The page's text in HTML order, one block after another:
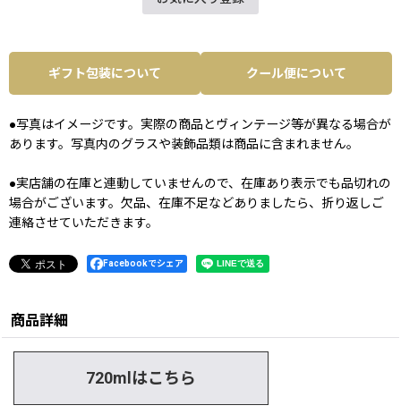
ギフト包装について クール便について
●写真はイメージです。実際の商品とヴィンテージ等が異なる場合が
あります。写真内のグラスや装飾品類は商品に含まれません。
●実店舗の在庫と連動していませんので、在庫あり表示でも品切れの
場合がございます。欠品、在庫不足などありましたら、折り返しご
連絡させていただきます。
Facebookでシェア
商品詳細
720mlはこちら